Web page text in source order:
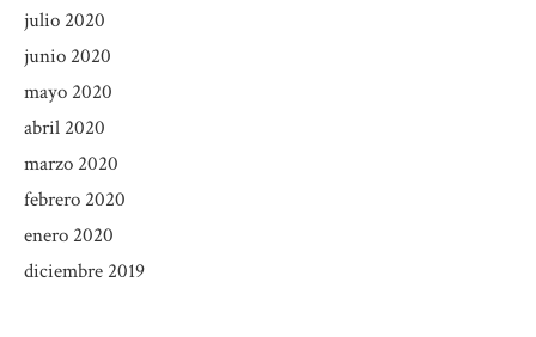
julio 2020
junio 2020
mayo 2020
abril 2020
marzo 2020
febrero 2020
enero 2020
diciembre 2019